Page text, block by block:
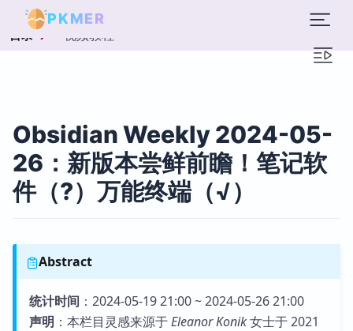
PKMER
目录 视频教程
Obsidian Weekly 2024-05-
26：新版本尝鲜前瞻！笔记软
件（?）万能终端（√）
Abstract
统计时间 ：2024-05-19 21:00 ~ 2024-05-26 21:00
声明 ：本栏目灵感来源于Eleanor Konik女士于 2021